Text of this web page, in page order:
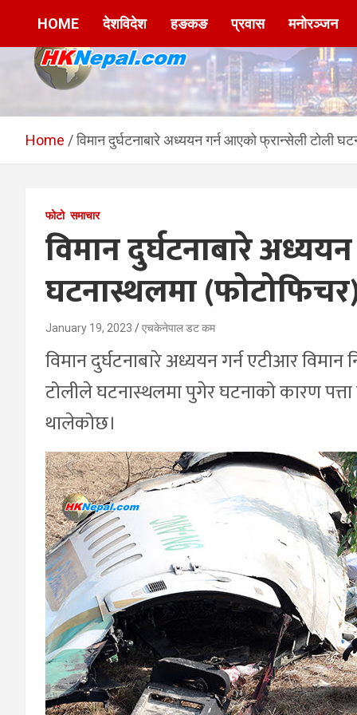
HKNepal.com –
हङकङबाट सञ्चालित पहिलो
नेपाली अनलाईन पत्रिका
hknepal, hknepal.com, hk nepal, hk nepal com
HOME देशविदेश हङकङ प्रवास मनोरञ्जन
Home विमान दुर्घटनाबारे अध्ययन गर्न आएको फ्रान्सेली टोली
फोटो समाचार
विमान दुर्घटनाबारे
घटनास्थलमा
January 19, 2023 एचकेनेपाल डट कम
विमान दुर्घटनाबारे अध्ययन गर्न एटीआर विमान
टोलीले घटनास्थलमा पुगेर घटनाको कारण पत्ता
थालेकोछ।